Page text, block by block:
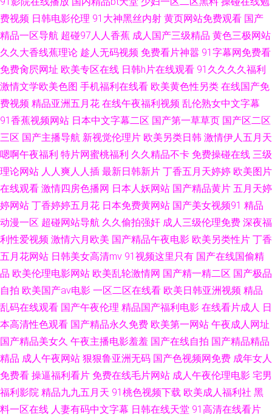
线观看 91视频18 91传媒入口 男人激情资源在线观看 男人无毒色图 97资源
超碰碰 亚洲色图国产精品 天堂操中文资源在线 青青草原在线伊人 91一起艹
91乱搞 91色版网站播放 91草综合网 人人爱人人毛片 国产一区91中文字幕
五月婷婷丁香丝袜熟女成人色站 草草乳力影院 91网址黄色 91色色在线免费
观 91调教丝袜视频 香蕉成人AV 玖草视频 9nAV免费观看 亚洲无码精品一三
久久免费麻豆免费 精品思思日久干 国产亚洲欧美日韩自 抖阴精品视频在线
播放 www色色网 爱爱导航福利网 91羞羞学生妹 91色情免费在线观看 91次
官网首页免费 四虎东方av 久艹视频在线免费观看 电影av中文字幕 综合五月
激情 在线观看视频成人深夜 激情主播丁香月 含羞视频在线看网站 国产自拍
露脸91 国产1区2区不卡AV www色91熟女 91網戰 91麻豆麻豆国产视频 国产
日韩页 国产美女在线免费观看 国产孩儿性xXX 草莓视频网站 91一起撸一起
色 91黑丝视频免费观看 夜夜骑家庭影院 av91涩视频 91综合第一区 91国自
产精品区 一本道久色 日韩欧美成人在线观看视频 人人摸人人搞 麻豆AV电影
费视频 日韩电影伦理 91大神黑丝内射 黄页网站免费观看 国产
精品一区导航 超碰97人人香蕉 成人国产三级精品 黄色三极网站
久久大香线蕉理论 趁人无码视频 免费看片神嚣 91字幕网免费看
免费肏屄网址 欧美专区在线 日韩h片在线观看 91久久久久福利
激情文学欧美色图 手机福利在线看 欧美黄色性另类 在线国产免
费视频 精品亚洲五月花 在线午夜福利视频 乱伦熟女中文字幕
91香蕉视频网站 日本中文字幕二区 国产第一草草页 国产区二区
三区 国产主播导航 新视觉伦理片 欧美另类日韩 激情伊人五月天
嗯啊午夜福利 特片网蜜桃福利 久久精品不卡 免费操碰在线 三级
理论网站 人人爽人人插 最新日韩新片 丁香五月天婷婷 欧美图片
在线观看 激情四房色播网 日本人妖网站 国产精品黄片 五月天婷
婷网站 丁香婷婷五月花 日本免费黄网站 国产美女视频91 精品
动漫一区 超碰网站导航 久久偷拍强奸 成人三级伦理免费 深夜福
利性爱视频 激情六月欧美 国产精品午夜电影 欧美另类性片 丁香
五月花网站 日韩美女高清mv 91视频这里只有 国产在线国偷精
品 欧美伦理电影网站 欧美乱轮激情网 国产精一精二区 国产极品
自拍 欧美国产aⅴ电影 一区二区在线看 欧美日韩亚洲视频 精品
乱码在线观看 国产午夜伦理 精品国产福利电影 在线看片成人 日
本高清性色观看 国产精品永久免费 欧美第一网站 午夜成人网址
国产精品美女久 午夜主播电影羞羞 国产在线自拍 国产精品精品
精品 成人午夜网站 狠狠鲁亚洲无码 国产色视频网免费 成年女人
免费看 操逼福利看片 免费在线毛片网站 成人午夜伦理电影 宅男
福利影院 精品九九五月天 91桃色视频下载 欧美成人福利社 黑
料一区在线 人妻有码中文字幕 日韩在线天堂 91高清在线看片